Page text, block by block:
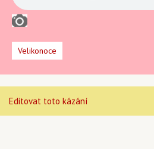
Velikonoce
Editovat toto kázání